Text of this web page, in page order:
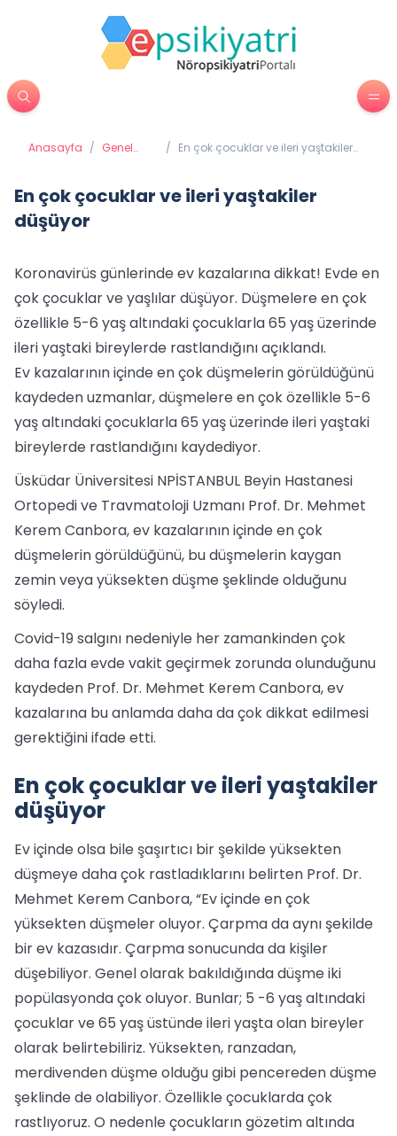
Anasayfa / Genel
/ En çok çocuklar ve ileri yaştakiler
En çok çocuklar ve ileri yaştakiler
düşüyor
Koronavirüs günlerinde ev kazalarına dikkat! Evde en
çok çocuklar ve yaşlılar düşüyor. Düşmelere en çok
özellikle 5-6 yaş altındaki çocuklarla 65 yaş üzerinde
ileri yaştaki bireylerde rastlandığını açıklandı.
Ev kazalarının içinde en çok düşmelerin görüldüğünü
kaydeden uzmanlar, düşmelere en çok özellikle 5-6
yaş altındaki çocuklarla 65 yaş üzerinde ileri yaştaki
bireylerde rastlandığını kaydediyor.
Üsküdar Üniversitesi NPİSTANBUL Beyin Hastanesi
Ortopedi ve Travmatoloji Uzmanı Prof. Dr. Mehmet
Kerem Canbora, ev kazalarının içinde en çok
düşmelerin görüldüğünü, bu düşmelerin kaygan
zemin veya yüksekten düşme şeklinde olduğunu
söyledi.
Covid-19 salgını nedeniyle her zamankinden çok
daha fazla evde vakit geçirmek zorunda olunduğunu
kaydeden Prof. Dr. Mehmet Kerem Canbora, ev
kazalarına bu anlamda daha da çok dikkat edilmesi
gerektiğini ifade etti.
En çok çocuklar ve ileri yaştakiler
düşüyor
Ev içinde olsa bile şaşırtıcı bir şekilde yüksekten
düşmeye daha çok rastladıklarını belirten Prof. Dr.
Mehmet Kerem Canbora, “Ev içinde en çok
yüksekten düşmeler oluyor. Çarpma da aynı şekilde
bir ev kazasıdır. Çarpma sonucunda da kişiler
düşebiliyor. Genel olarak bakıldığında düşme iki
popülasyonda çok oluyor. Bunlar; 5 -6 yaş altındaki
çocuklar ve 65 yaş üstünde ileri yaşta olan bireyler
olarak belirtebiliriz. Yüksekten, ranzadan,
merdivenden düşme olduğu gibi pencereden düşme
şeklinde de olabiliyor. Özellikle çocuklarda çok
rastlıyoruz. O nedenle çocukların gözetim altında